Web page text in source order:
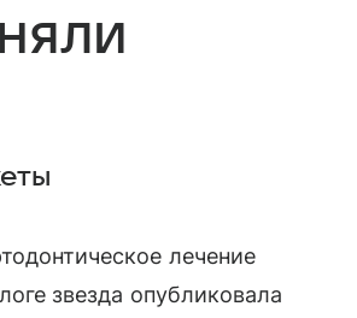
лечение
звезда опубликовала